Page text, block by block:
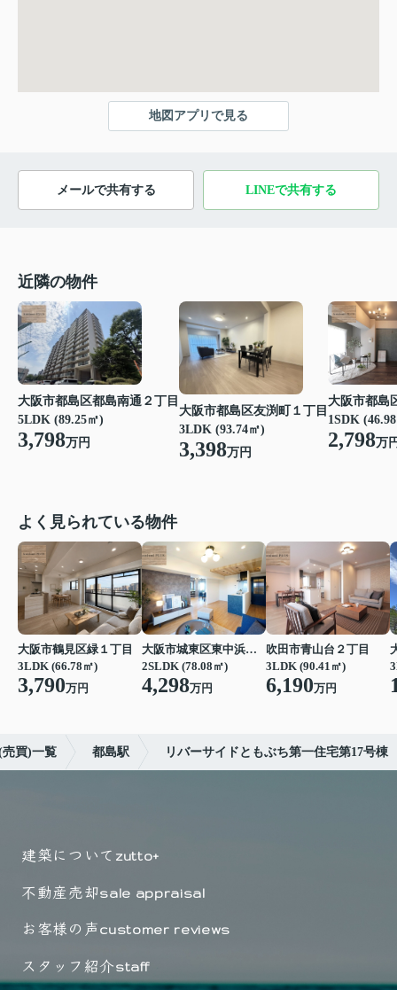
地図アプリで見る
メールで共有する LINEで共有する
近隣の物件
大阪市都島区都島南通２丁目
5LDK (89.25㎡)
3,798万円
大阪市都島区友渕町１丁目
3LDK (93.74㎡)
3,398万円
大阪市都島
1SDK
2,798万
よく見られている物件
大阪市鶴見区緑１丁目
3LDK (66.78㎡)
3,790万円
大阪市城東区東中浜６丁目
2SLDK (78.08㎡)
4,298万円
吹田市青山台２丁目
3LDK (90.41㎡)
6,190万円
買)一覧 都島駅 リバーサイドともぶち第一住宅第17号棟
建築について zutto+
不動産売却sale appraisal
お客様の声customer reviews
スタッフ紹介staff